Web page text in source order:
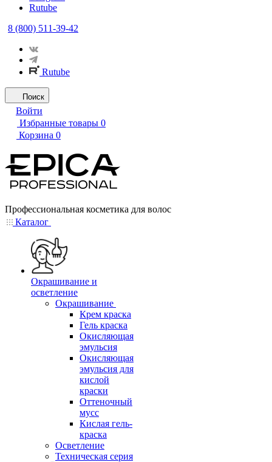
Rutube
8 (800) 511-39-42
Rutube
Поиск
Войти
Избранные товары 0
Корзина 0
Профессиональная косметика для волос
Каталог
Окрашивание и
осветление
Окрашивание
Крем краска
Гель краска
Окисляющая
эмульсия
Окисляющая
эмульсия для
кислой
краски
Оттеночный
мусс
Кислая гель-
краска
Осветление
Техническая серия